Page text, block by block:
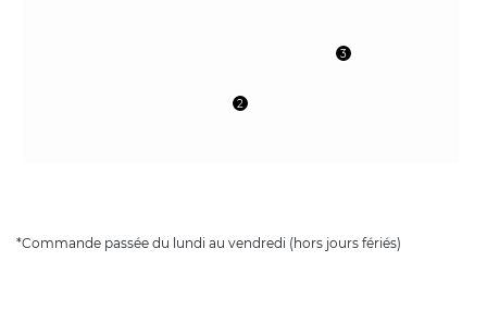
2
3
*Commande passée du lundi au vendredi (hors jours fériés)